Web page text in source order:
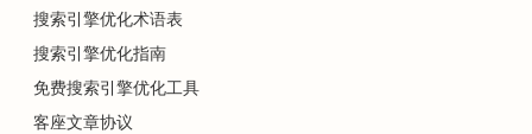
搜索引擎优化术语表
搜索引擎优化指南
免费搜索引擎优化工具
客座文章协议